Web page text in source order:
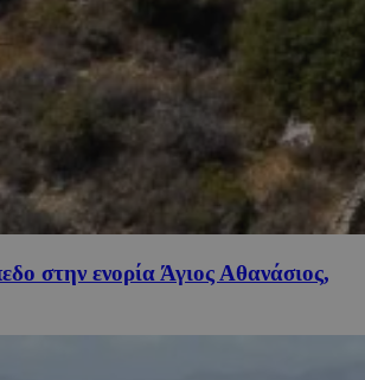
στην ενορία Άγιος Αθανάσιος,